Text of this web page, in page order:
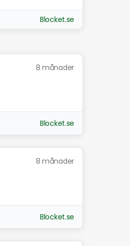
Blocket.se
8 månader
Blocket.se
8 månader
Blocket.se